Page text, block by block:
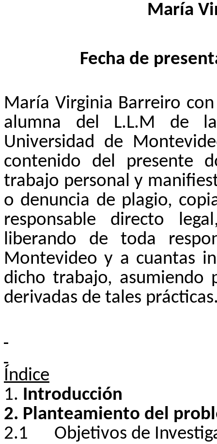
María
Fecha de
María Virginia Barreiro
alumna del L.L.M de
Universidad de
contenido del presente
trabajo personal y
o denuncia de plagio,
responsable directo
liberando de toda
Montevideo y a cuantas
dicho trabajo, asumiendo
derivadas de tales
Índice
1. Introducción
2. Planteamiento del
2.1
Objetivos de